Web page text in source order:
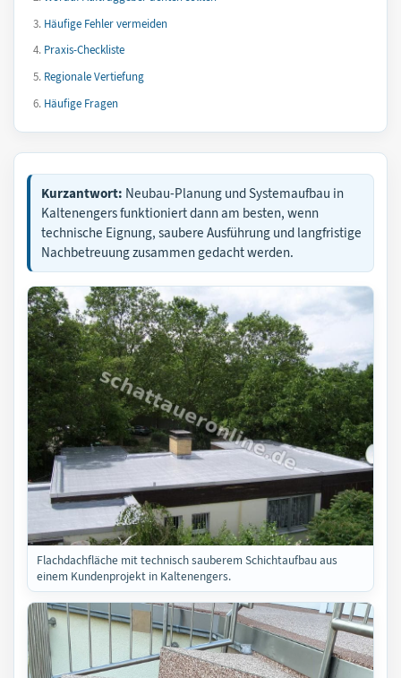
Häufige Fehler vermeiden
Praxis-Checkliste
Regionale Vertiefung
Häufige Fragen
Kurzantwort: Neubau-Planung und Systemaufbau in
Kaltenengers funktioniert dann am besten, wenn
technische Eignung, saubere Ausführung und langfristige
Nachbetreuung zusammen gedacht werden.
Flachdachfläche mit technisch sauberem Schichtaufbau aus
einem Kundenprojekt in Kaltenengers.